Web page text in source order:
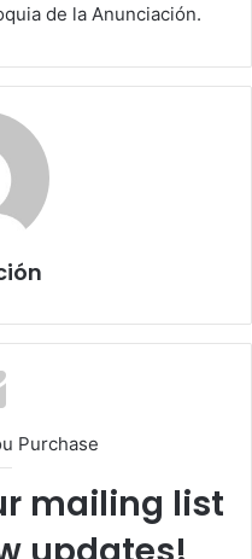
de la Anunciación.
Purchase
mailing list